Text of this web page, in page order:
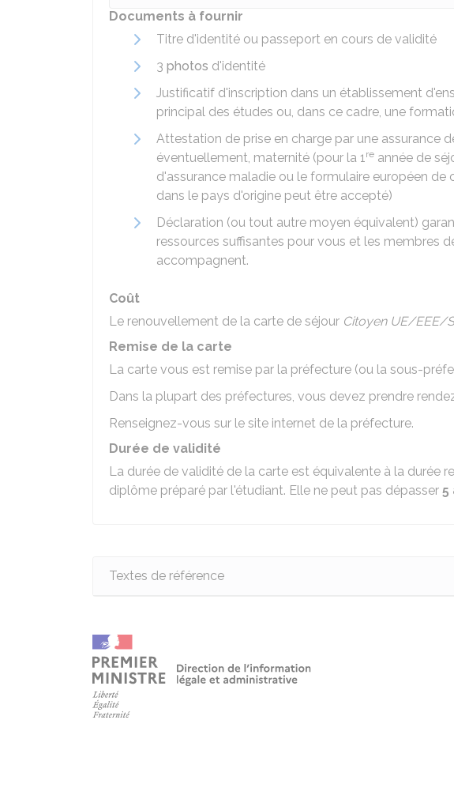
Documents à fournir
Titre d'identité ou passeport en cours de validité
3 photos d'identité
Justificatif d'inscription dans un établissement
principal des études ou, dans ce cadre, une
Attestation de prise en charge par une assurance
éventuellement, maternité (pour la 1re année de
d'assurance maladie ou le formulaire européen de
dans le pays d'origine peut être accepté)
Déclaration (ou tout autre moyen équivalent)
ressources suffisantes pour vous et les membres
accompagnent.
Coût
Le renouvellement de la carte de séjour Citoyen UE/EEE/
Remise de la carte
La carte vous est remise par la préfecture (ou la sous-
Dans la plupart des préfectures, vous devez prendre
Renseignez-vous sur le site internet de la préfecture.
Durée de validité
La durée de validité de la carte est équivalente à la durée
diplôme préparé par l'étudiant. Elle ne peut pas dépasser 5
Textes de référence